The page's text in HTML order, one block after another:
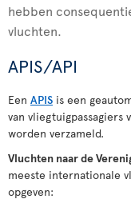
hebben
vluchten.
APIS/API
Een APIS is een
van vliegtuigpassagiers
worden verzameld.
Vluchten naar de
meeste internationale
opgeven: